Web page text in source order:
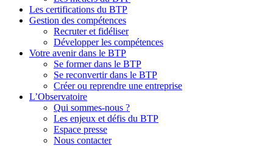
Les certifications du BTP
Gestion des compétences
Recruter et fidéliser
Développer les compétences
Votre avenir dans le BTP
Se former dans le BTP
Se reconvertir dans le BTP
Créer ou reprendre une entreprise
L’Observatoire
Qui sommes-nous ?
Les enjeux et défis du BTP
Espace presse
Nous contacter